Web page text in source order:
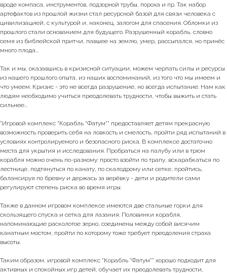
вроде компаса, инструментов, подзорной трубы, пороха и пр. Так набор
артефактов из прошлой жизни стал ресурсной базой для связи человека с
цивилизацией, с культурой и, наконец, залогом для спасения. Обломки из
прошлого стали основанием для будущего. Разрушенный корабль, словно
семя из библейской притчи, павшее на землю, умер, рассыпался, но принёс
много плода...
Так и мы, оказавшись в кризисной ситуации, можем черпать силы и ресурсы
из нашего прошлого опыта, из наших воспоминаний, из того что мы имеем и
что умеем. Кризис - это не всегда разрушение, но всегда испытание. Нам как
людям необходимо учиться преодолевать трудности, чтобы выжить и стать
сильнее...
"Игровой комплекс "Корабль "Фатум"" предоставляет детям прекрасную
возможность проверить себя на ловкость и смелость, пройти ряд испытаний в
условиях контролируемого и безопасного риска. В комплексе достаточно
места для укрытия и исследования. Пробраться на палубу или в трюм
корабля можно очень по-разному: просто взойти по трапу, вскарабкаться по
лестнице, подтянуться по канату, по скалодрому или сетке, пройтись,
балансируя по бревну и держась за верёвку - дети и родители сами
регулируют степень риска во время игры.
Также в данном игровом комплексе имеются две стальные горки для
скользящего спуска и сетка для лазания. Половинки корабля,
напоминающие расколотое зерно, соединены между собой висячим
канатным мостом, пройти по которому тоже требует преодоления страха
высоты.
Таким образом, игровой комплекс "Корабль "Фатум"" хорошо подходит для
активных и спокойных игр детей, обучает их преодолевать трудности,